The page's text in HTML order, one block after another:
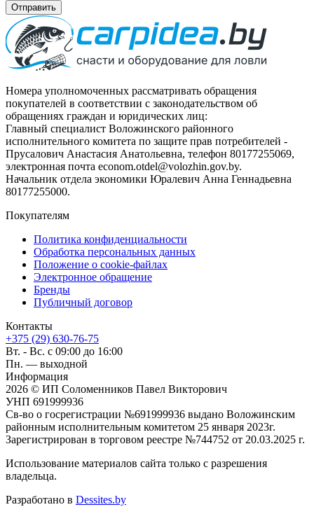
Отправить
Номера уполномоченных рассматривать обращения
покупателей в соответствии с законодательством об
обращениях граждан и юридических лиц:
Главный специалист Воложинского районного
исполнительного комитета по защите прав потребителей -
Прусалович Анастасия Анатольевна, телефон 80177255069,
электронная почта econom.otdel@volozhin.gov.by.
Начальник отдела экономики Юралевич Анна Геннадьевна
80177255000.
Покупателям
Политика конфиденциальности
Обработка персональных данных
Положение о cookie-файлах
Электронное обращение
Бренды
Публичный договор
Контакты
+375 (29) 630-76-75
Вт. - Вс. с 09:00 до 16:00
Пн. — выходной
Информация
2026 © ИП Соломенников Павел Викторович
УНП 691999936
Св-во о госрегистрации №691999936 выдано Воложинским
районным исполнительным комитетом 25 января 2023г.
Зарегистрирован в торговом реестре №744752 от 20.03.2025 г.
Использование материалов сайта только с разрешения
владельца.
Разработано в Dessites.by